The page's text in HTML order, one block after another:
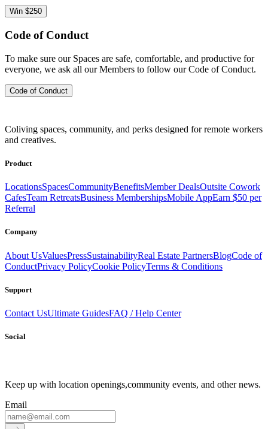
Win $250
Code of Conduct
To make sure our Spaces are safe, comfortable, and productive for
everyone, we ask all our Members to follow our Code of Conduct.
Code of Conduct
Coliving spaces, community, and perks designed for remote workers
and creatives.
Product
LocationsSpacesCommunityBenefitsMember DealsOutsite Cowork
CafesTeam RetreatsBusiness MembershipsMobile AppEarn $50 per
Referral
Company
About UsValuesPressSustainabilityReal Estate PartnersBlogCode of
ConductPrivacy PolicyCookie PolicyTerms & Conditions
Support
Contact UsUltimate GuidesFAQ / Help Center
Social
Keep up with location openings,community events, and other news.
Email